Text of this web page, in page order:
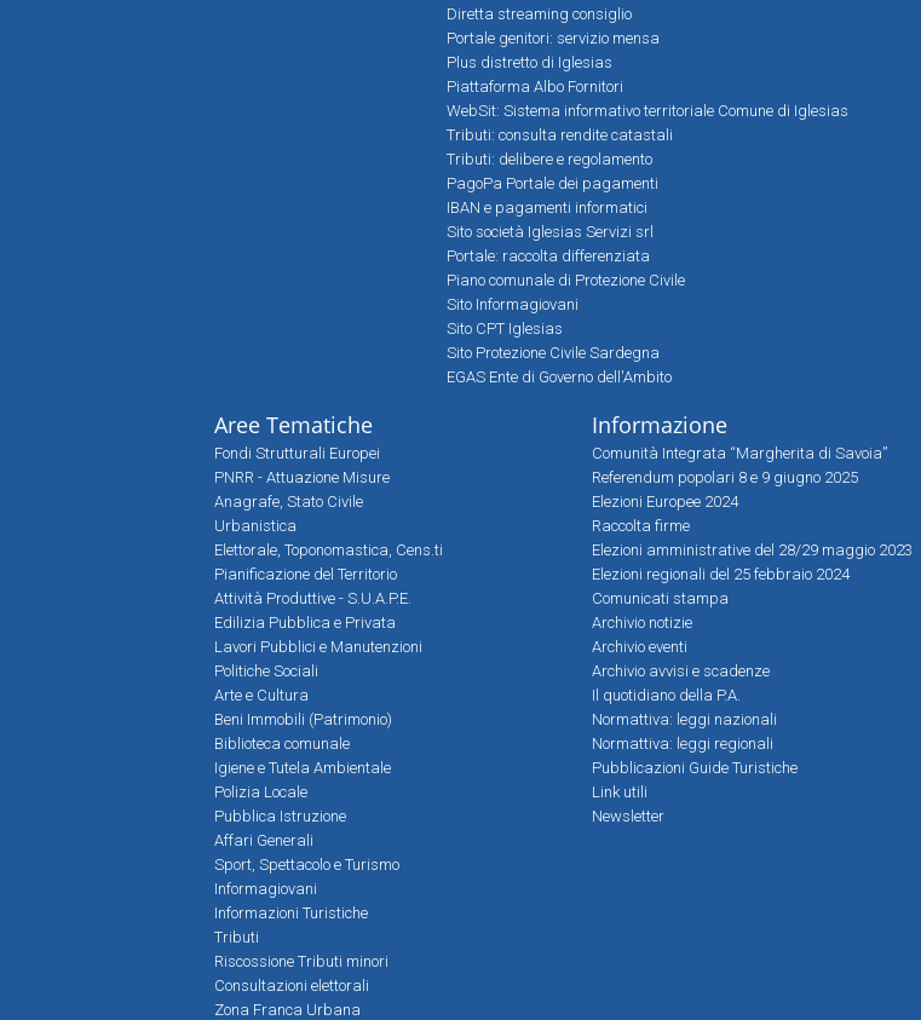
Diretta streaming consiglio
Portale genitori: servizio mensa
Plus distretto di Iglesias
Piattaforma Albo Fornitori
WebSit: Sistema informativo territoriale Comune di Iglesias
Tributi: consulta rendite catastali
Tributi: delibere e regolamento
PagoPa Portale dei pagamenti
IBAN e pagamenti informatici
Sito società Iglesias Servizi srl
Portale: raccolta differenziata
Piano comunale di Protezione Civile
Sito Informagiovani
Sito CPT Iglesias
Sito Protezione Civile Sardegna
EGAS Ente di Governo dell'Ambito
Aree Tematiche
Fondi Strutturali Europei
PNRR - Attuazione Misure
Anagrafe, Stato Civile
Urbanistica
Elettorale, Toponomastica, Cens.ti
Pianificazione del Territorio
Attività Produttive - S.U.A.P.E.
Edilizia Pubblica e Privata
Lavori Pubblici e Manutenzioni
Politiche Sociali
Arte e Cultura
Beni Immobili (Patrimonio)
Biblioteca comunale
Igiene e Tutela Ambientale
Polizia Locale
Pubblica Istruzione
Affari Generali
Sport, Spettacolo e Turismo
Informagiovani
Informazioni Turistiche
Tributi
Riscossione Tributi minori
Consultazioni elettorali
Zona Franca Urbana
Informazione
Comunità Integrata “Margherita di Savoia”
Referendum popolari 8 e 9 giugno 2025
Elezioni Europee 2024
Raccolta firme
Elezioni amministrative del 28/29 maggio 2023
Elezioni regionali del 25 febbraio 2024
Comunicati stampa
Archivio notizie
Archivio eventi
Archivio avvisi e scadenze
Il quotidiano della P.A.
Normattiva: leggi nazionali
Normattiva: leggi regionali
Pubblicazioni Guide Turistiche
Link utili
Newsletter